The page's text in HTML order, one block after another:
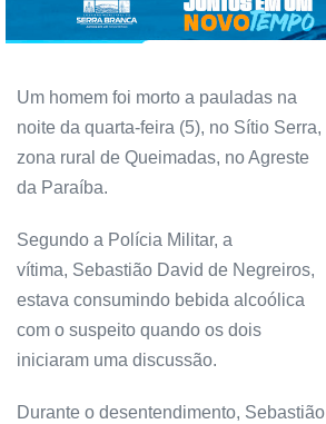
Um homem foi morto a pauladas na
noite da quarta-feira (5), no Sítio Serra,
zona rural de Queimadas, no Agreste
da Paraíba.
Segundo a Polícia Militar, a
vítima, Sebastião David de Negreiros,
estava consumindo bebida alcoólica
com o suspeito quando os dois
iniciaram uma discussão.
Durante o desentendimento, Sebastião